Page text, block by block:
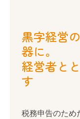
企業防衛
節税対策
相続
黒字経営
器に。
経営者と
す
税務申告のため